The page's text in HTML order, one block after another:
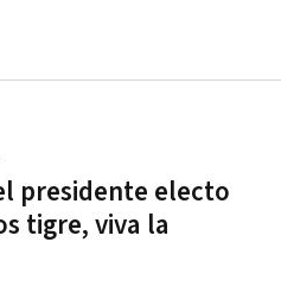
presidente electo
tigre, viva la